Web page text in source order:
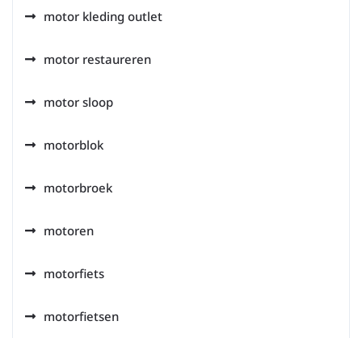
motor kleding outlet
motor restaureren
motor sloop
motorblok
motorbroek
motoren
motorfiets
motorfietsen